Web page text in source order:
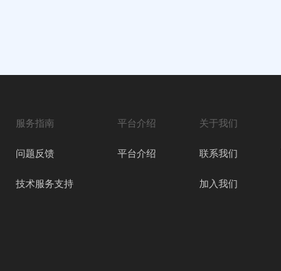
服务指南
问题反馈
技术服务支持
平台介绍
平台介绍
关于我们
联系我们
加入我们